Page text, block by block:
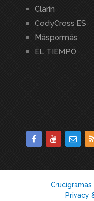
Clarín
CodyCross ES
Máspormás
EL TIEMPO
Crucigramas
Privacy